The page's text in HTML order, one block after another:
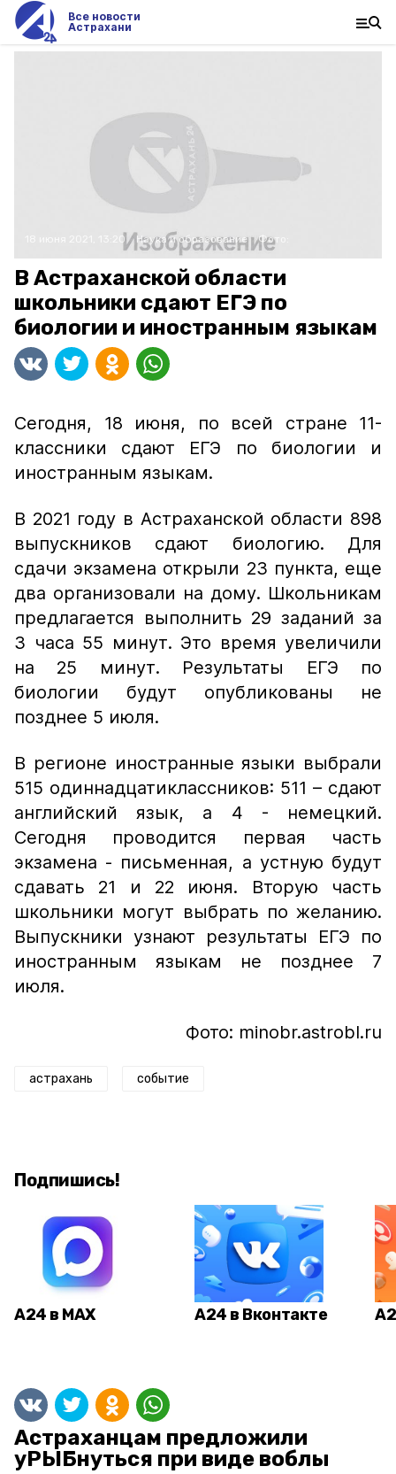
Все новости
Астрахани
18 июня 2021, 13:20 Наука и образование Фото:
В Астраханской области
школьники сдают ЕГЭ по
биологии и иностранным языкам
Сегодня, 18 июня, по всей стране 11-
классники сдают ЕГЭ по биологии и
иностранным языкам.
В 2021 году в Астраханской области 898
выпускников сдают биологию. Для
сдачи экзамена открыли 23 пункта, еще
два организовали на дому. Школьникам
предлагается выполнить 29 заданий за
3 часа 55 минут. Это время увеличили
на 25 минут. Результаты ЕГЭ по
биологии будут опубликованы не
позднее 5 июля.
В регионе иностранные языки выбрали
515 одиннадцатиклассников: 511 – сдают
английский язык, а 4 - немецкий.
Сегодня проводится первая часть
экзамена - письменная, а устную будут
сдавать 21 и 22 июня. Вторую часть
школьники могут выбрать по желанию.
Выпускники узнают результаты ЕГЭ по
иностранным языкам не позднее 7
июля.
Фото: minobr.astrobl.ru
астрахань событие
Подпишись!
А24 в MAX А24 в Вконтакте
Астраханцам предложили
уРЫБнуться при виде воблы